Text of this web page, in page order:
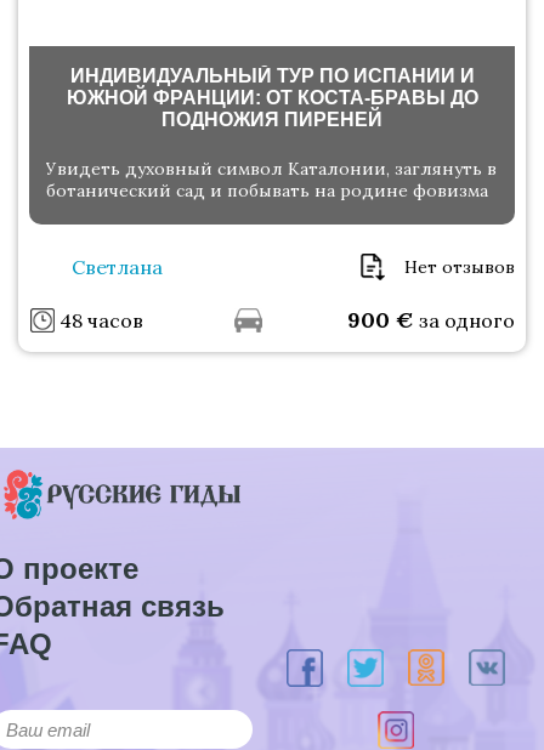
ИНДИВИДУАЛЬНЫЙ ТУР ПО ИСПАНИИ И
ЮЖНОЙ ФРАНЦИИ: ОТ КОСТА-БРАВЫ ДО
ПОДНОЖИЯ ПИРЕНЕЙ
Увидеть духовный символ Каталонии, заглянуть в
ботанический сад и побывать на родине фовизма
Светлана Нет отзывов
48 часов 900 € за одного
проекте
связь